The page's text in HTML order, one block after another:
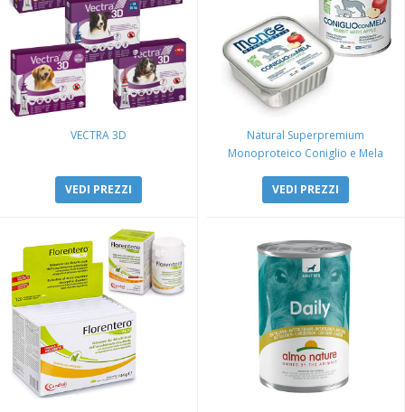
VECTRA 3D
VEDI PREZZI
Natural Superpremium
Monoproteico Coniglio e Mela
VEDI PREZZI